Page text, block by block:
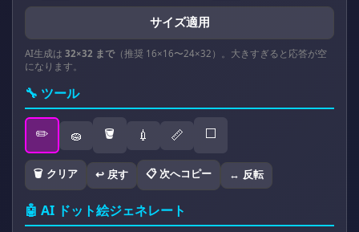
サイズ適用
AI生成は 32×32 まで（推奨 16×16〜24×32）。大きすぎると応答が空
になります。
🔧 ツール
✏️ 🧽 🪣 💉 📏 ⬜
🗑️ クリア ↩️ 戻す 📋 次へコピー ↔️ 反転
🤖 AI ドット絵ジェネレート